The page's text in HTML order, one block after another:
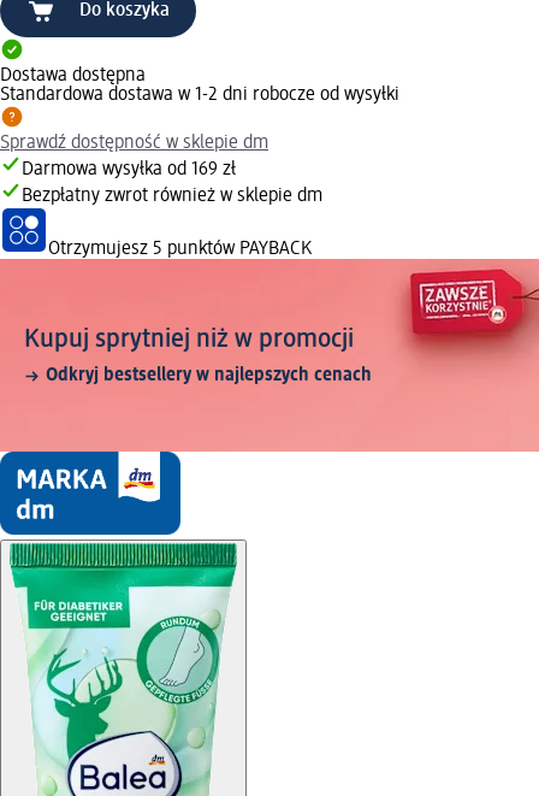
Do koszyka
Dostawa dostępna
Standardowa dostawa w 1-2 dni robocze od wysyłki
Sprawdź dostępność w sklepie dm
Darmowa wysyłka od 169 zł
Bezpłatny zwrot również w sklepie dm
Otrzymujesz 5 punktów PAYBACK
Kupuj sprytniej niż w promocji
Odkryj bestsellery w najlepszych cenach